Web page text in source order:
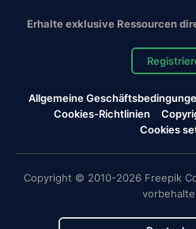
Erhalte exklusive Ressourcen
Allgemeine
Cookies-Richtlinien
Cookies
Copyright © 2010-2026 Freepik